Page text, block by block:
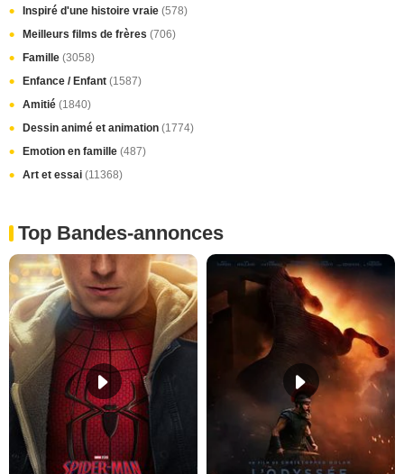
Inspiré d'une histoire vraie (578)
Meilleurs films de frères (706)
Famille (3058)
Enfance / Enfant (1587)
Amitié (1840)
Dessin animé et animation (1774)
Emotion en famille (487)
Art et essai (11368)
Top Bandes-annonces